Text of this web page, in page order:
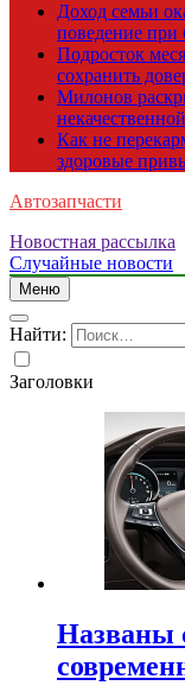
Доход семьи
поведение при
Подросток
сохранить
Милонов
Как не
здоровые
Автозапчасти
Новостная рассылка
Случайные новости
Меню
Найти:
Заголовки
Названы